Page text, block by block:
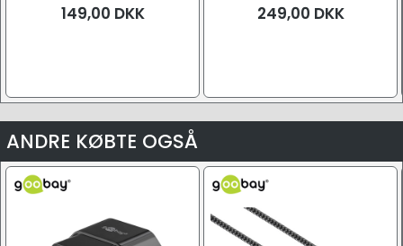
149,00 DKK 249,00 DKK
ANDRE KØBTE OGSÅ